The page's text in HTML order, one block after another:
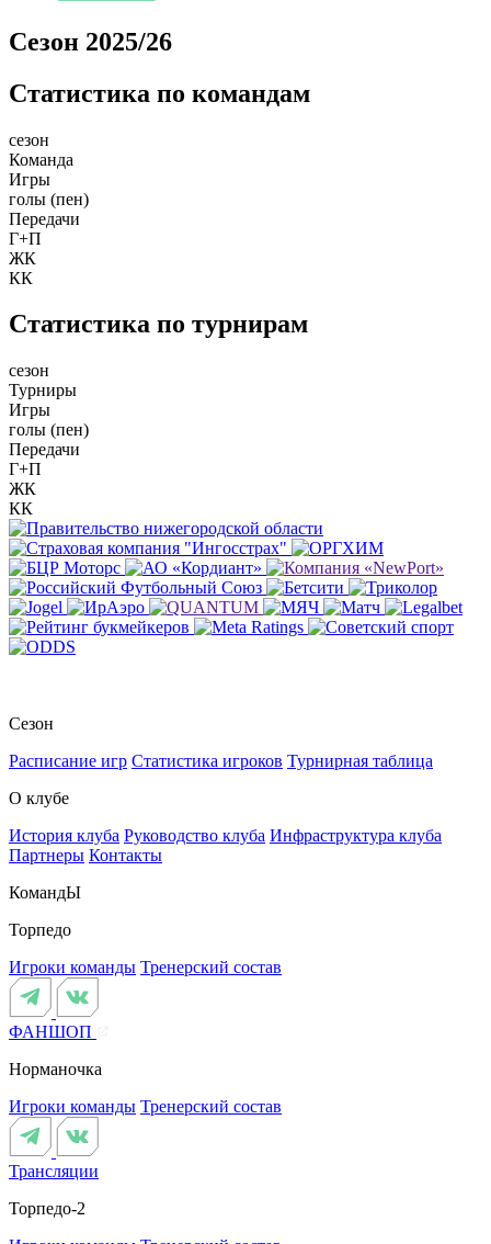
Сезон 2025/26
Статистика по командам
сезон
Команда
Игры
голы (пен)
Передачи
Г+П
ЖК
КК
Статистика по турнирам
сезон
Турниры
Игры
голы (пен)
Передачи
Г+П
ЖК
КК
Сезон
Расписание игр Статистика игроков Турнирная таблица
О клубе
История клуба Руководство клуба Инфраструктура клуба
Партнеры Контакты
КомандЫ
Торпедо
Игроки команды Тренерский состав
ФАНШОП
Норманочка
Игроки команды Тренерский состав
Трансляции
Торпедо-2